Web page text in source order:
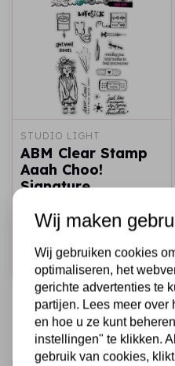
STUDIO LIGHT
ABM Clear Stamp
Aaah Choo!
Signature
€10,95 Op voorraad
Snel toevoegen
Wij maken
Wij gebruiken cookies
optimaliseren, het
gerichte advertenties te
partijen. Lees meer
en hoe u ze kunt
instellingen" te klikken.
gebruik van cookies,